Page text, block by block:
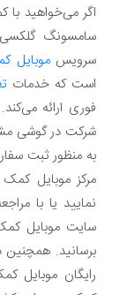
اگر می‌خواهید
سرویسموبایل
است که خدمات
فوری ارائه
شرکت در گوشی
نمایید یا با
سایت موبایل
برسانید.
رایگان موبایل